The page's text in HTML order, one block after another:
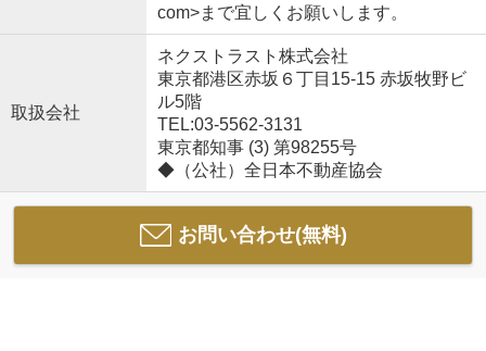
com>まで宜しくお願いします。
取扱会社
ネクストラスト株式会社
東京都港区赤坂６丁目15-15 赤坂牧野ビ
ル5階
TEL:03-5562-3131
東京都知事 (3) 第98255号
◆（公社）全日本不動産協会
お問い合わせ(無料)